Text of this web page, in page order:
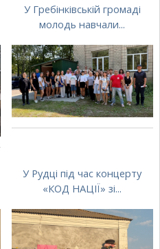
У Гребінківській громаді
молодь навчали...
У Рудці під час концерту
«КОД НАЦІЇ» зі...